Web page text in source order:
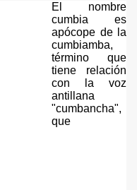
El nombre
cumbia es
apócope de la
cumbiamba,
término que
tiene relación
con la voz
antillana
"cumbancha",
que